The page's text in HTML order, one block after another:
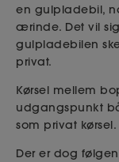
en gulpladebil,
ærinde. Det vil
gulpladebilen
privat.
Kørsel mellem
udgangspunkt
som privat kørsel.
Der er dog